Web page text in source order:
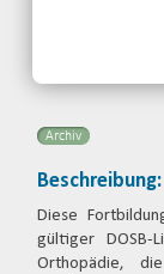
Archiv
Beschreibung:
Diese
gültiger
Orthopädie,